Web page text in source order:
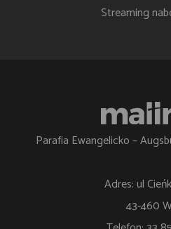
Streaming
Parafia Ewangelicko –
Adres: ul
43-460